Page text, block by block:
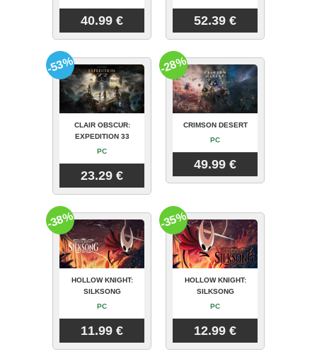
40.99 € 52.39 €
CLAIR OBSCUR:
EXPEDITION 33
PC
23.29 €
-53%
CRIMSON DESERT
PC
49.99 €
-28%
HOLLOW KNIGHT:
SILKSONG
PC
11.99 €
-38%
HOLLOW KNIGHT:
SILKSONG
PC
12.99 €
-35%